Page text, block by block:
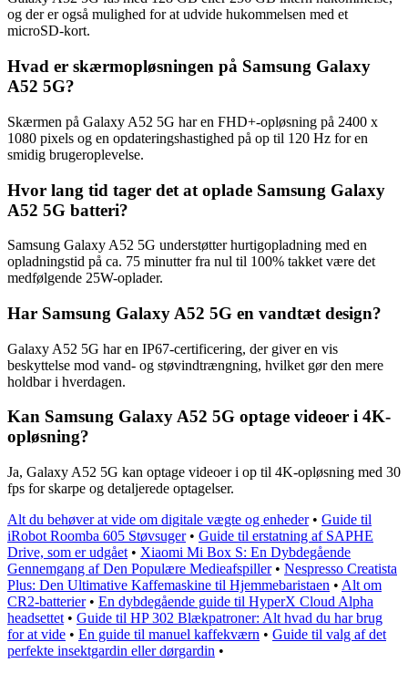
og der er også mulighed for at udvide hukommelsen med et
microSD-kort.
Hvad er skærmopløsningen på Samsung Galaxy
A52 5G?
Skærmen på Galaxy A52 5G har en FHD+-opløsning på 2400 x
1080 pixels og en opdateringshastighed på op til 120 Hz for en
smidig brugeroplevelse.
Hvor lang tid tager det at oplade Samsung Galaxy
A52 5G batteri?
Samsung Galaxy A52 5G understøtter hurtigopladning med en
opladningstid på ca. 75 minutter fra nul til 100% takket være det
medfølgende 25W-oplader.
Har Samsung Galaxy A52 5G en vandtæt design?
Galaxy A52 5G har en IP67-certificering, der giver en vis
beskyttelse mod vand- og støvindtrængning, hvilket gør den mere
holdbar i hverdagen.
Kan Samsung Galaxy A52 5G optage videoer i 4K-
opløsning?
Ja, Galaxy A52 5G kan optage videoer i op til 4K-opløsning med 30
fps for skarpe og detaljerede optagelser.
Alt du behøver at vide om digitale vægte og enheder• Guide til
iRobot Roomba 605 Støvsuger• Guide til erstatning af SAPHE
Drive, som er udgået • Xiaomi Mi Box S: En Dybdegående
Gennemgang af Den Populære Medieafspiller• Nespresso Creatista
Plus: Den Ultimative Kaffemaskine til Hjemmebaristaen • Alt om
CR2-batterier• En dybdegående guide til HyperX Cloud Alpha
headsettet • Guide til HP 302 Blækpatroner: Alt hvad du har brug
for at vide • En guide til manuel kaffekværn • Guide til valg af det
perfekte insektgardin eller dørgardin •